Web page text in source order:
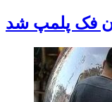
فک پلمپ شد